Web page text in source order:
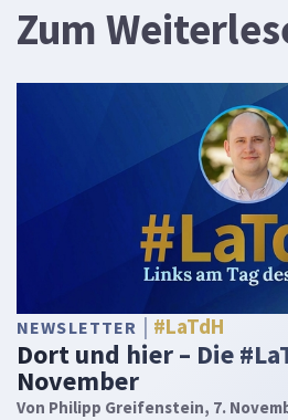
Zum
NEWSLETTER #LaTdH
Dort und hier – Die
November
Von Philipp Greifenstein, 7.